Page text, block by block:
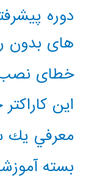
دوره
های بدون
خطای نصب
این کاراکتر
معرفي يك
بسته